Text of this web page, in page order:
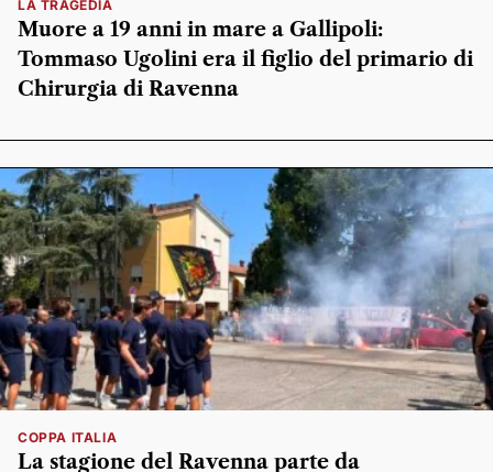
LA TRAGEDIA
Muore a 19 anni in mare a Gallipoli:
Tommaso Ugolini era il figlio del primario di
Chirurgia di Ravenna
COPPA ITALIA
La stagione del Ravenna parte da